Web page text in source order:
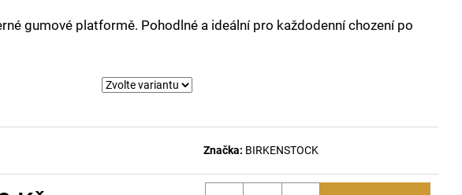
gumové platformě. Pohodlné a ideální pro každodenní chození po
Značka: BIRKENSTOCKNásledující